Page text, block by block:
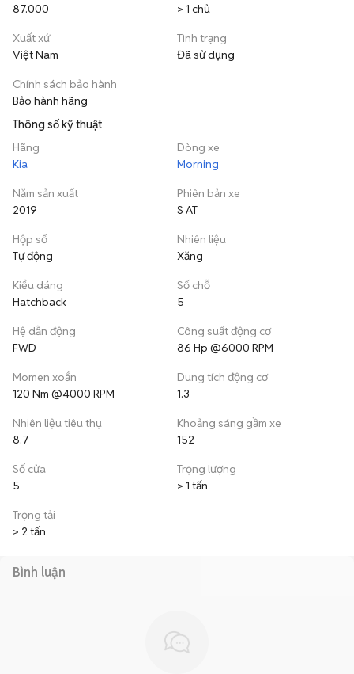
87.000
> 1 chủ
Xuất xứ
Việt Nam
Tình trạng
Đã sử dụng
Chính sách bảo hành
Bảo hành hãng
Thông số kỹ thuật
Hãng
Kia
Dòng xe
Morning
Năm sản xuất
2019
Phiên bản xe
S AT
Hộp số
Tự động
Nhiên liệu
Xăng
Kiểu dáng
Hatchback
Số chỗ
5
Hệ dẫn động
FWD
Công suất động cơ
86 Hp @6000 RPM
Momen xoắn
120 Nm @4000 RPM
Dung tích động cơ
1.3
Nhiên liệu tiêu thụ
8.7
Khoảng sáng gầm xe
152
Số cửa
5
Trọng lượng
> 1 tấn
Trọng tải
> 2 tấn
Bình luận